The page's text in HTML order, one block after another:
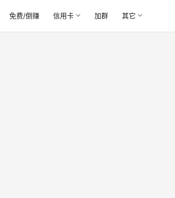
免费/倒赚 信用卡 加群 其它